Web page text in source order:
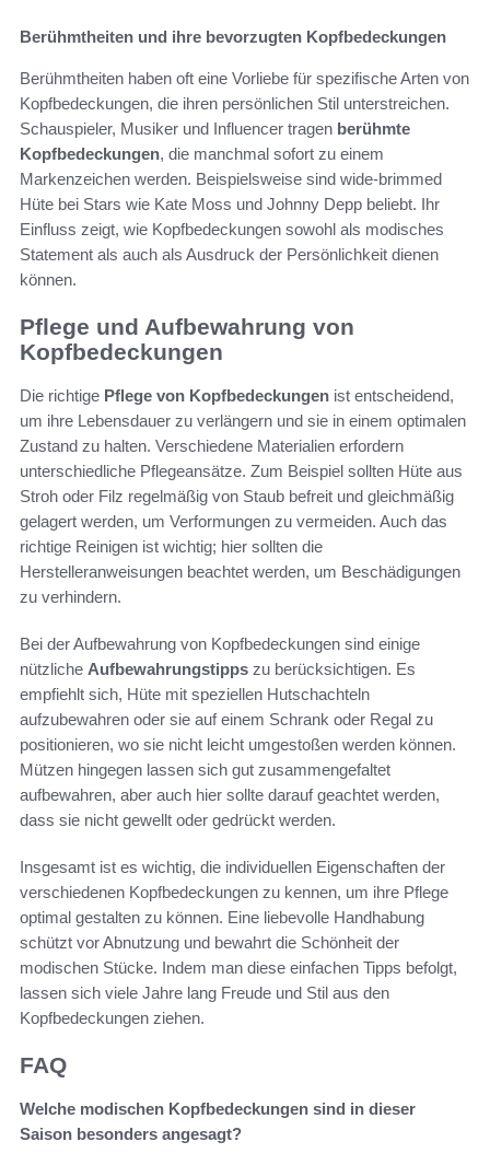
Berühmtheiten und ihre bevorzugten Kopfbedeckungen
Berühmtheiten haben oft eine Vorliebe für spezifische Arten von
Kopfbedeckungen, die ihren persönlichen Stil unterstreichen.
Schauspieler, Musiker und Influencer tragen berühmte
Kopfbedeckungen, die manchmal sofort zu einem
Markenzeichen werden. Beispielsweise sind wide-brimmed
Hüte bei Stars wie Kate Moss und Johnny Depp beliebt. Ihr
Einfluss zeigt, wie Kopfbedeckungen sowohl als modisches
Statement als auch als Ausdruck der Persönlichkeit dienen
können.
Pflege und Aufbewahrung von
Kopfbedeckungen
Die richtige Pflege von Kopfbedeckungen ist entscheidend,
um ihre Lebensdauer zu verlängern und sie in einem optimalen
Zustand zu halten. Verschiedene Materialien erfordern
unterschiedliche Pflegeansätze. Zum Beispiel sollten Hüte aus
Stroh oder Filz regelmäßig von Staub befreit und gleichmäßig
gelagert werden, um Verformungen zu vermeiden. Auch das
richtige Reinigen ist wichtig; hier sollten die
Herstelleranweisungen beachtet werden, um Beschädigungen
zu verhindern.
Bei der Aufbewahrung von Kopfbedeckungen sind einige
nützliche Aufbewahrungstipps zu berücksichtigen. Es
empfiehlt sich, Hüte mit speziellen Hutschachteln
aufzubewahren oder sie auf einem Schrank oder Regal zu
positionieren, wo sie nicht leicht umgestoßen werden können.
Mützen hingegen lassen sich gut zusammengefaltet
aufbewahren, aber auch hier sollte darauf geachtet werden,
dass sie nicht gewellt oder gedrückt werden.
Insgesamt ist es wichtig, die individuellen Eigenschaften der
verschiedenen Kopfbedeckungen zu kennen, um ihre Pflege
optimal gestalten zu können. Eine liebevolle Handhabung
schützt vor Abnutzung und bewahrt die Schönheit der
modischen Stücke. Indem man diese einfachen Tipps befolgt,
lassen sich viele Jahre lang Freude und Stil aus den
Kopfbedeckungen ziehen.
FAQ
Welche modischen Kopfbedeckungen sind in dieser
Saison besonders angesagt?